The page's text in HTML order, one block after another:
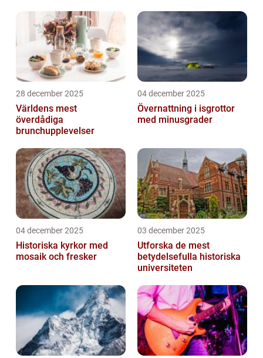
28 december 2025
Världens mest
överdådiga
brunchupplevelser
04 december 2025
Övernattning i isgrottor
med minusgrader
04 december 2025
Historiska kyrkor med
mosaik och fresker
03 december 2025
Utforska de mest
betydelsefulla historiska
universiteten